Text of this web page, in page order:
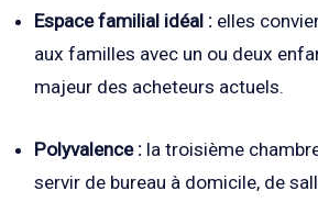
Espace familial idéal : elles
aux familles avec un ou deux
majeur des acheteurs actuels.
Polyvalence : la troisième
servir de bureau à domicile, de